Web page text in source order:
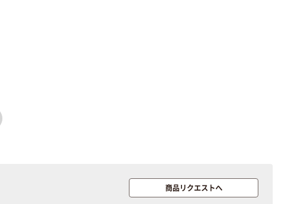
商品リクエストへ
本気プライス